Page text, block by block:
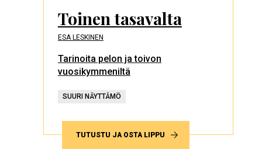
Toinen tasavalta
ESA LESKINEN
Tarinoita pelon ja toivon
vuosikymmeniltä
SUURI NÄYTTÄMÖ
TUTUSTU JA OSTA LIPPU